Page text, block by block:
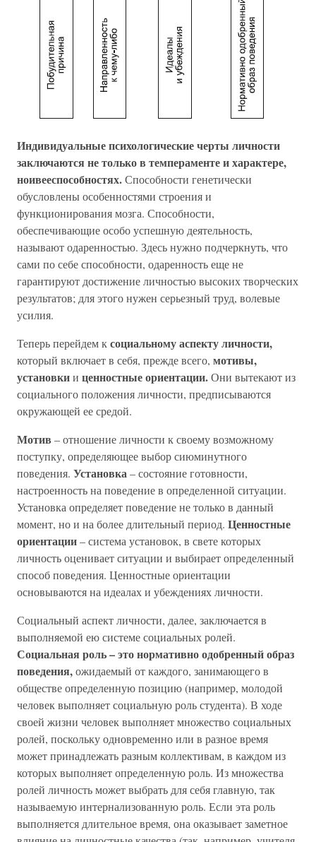
Индивидуальные психологические черты личности
заключаются не только в темпераменте и характере,
ноивееспособностях.Способности генетически
обусловлены особенностями строения и
функционирования мозга. Способности,
обеспечивающие особо успешную деятельность,
называют одаренностью. Здесь нужно подчеркнуть, что
сами по себе способности, одаренность еще не
гарантируют достижение личностью высоких творческих
результатов; для этого нужен серьезный труд, волевые
усилия.
Теперь перейдем ксоциальному аспекту личности,
который включает в себя, прежде всего, мотивы,
установкии ценностные ориентации.Они вытекают из
социального положения личности, предписываются
окружающей ее средой.
Мотив – отношение личности к своему возможному
поступку, определяющее выбор сиюминутного
поведения. Установка– состояние готовности,
настроенность на поведение в определенной ситуации.
Установка определяет поведение не только в данный
момент, но и на более длительный период. Ценностные
ориентации– система установок, в свете которых
личность оценивает ситуации и выбирает определенный
способ поведения. Ценностные ориентации
основываются на идеалах и убеждениях личности.
Социальный аспект личности, далее, заключается в
выполняемой ею системе социальных ролей.
Социальная роль – это нормативно одобренный образ
поведения,ожидаемый от каждого, занимающего в
обществе определенную позицию (например, молодой
человек выполняет социальную роль студента). В ходе
своей жизни человек выполняет множество социальных
ролей, поскольку одновременно или в разное время
может принадлежать разным коллективам, в каждом из
которых выполняет определенную роль. Из множества
ролей личность может выбрать для себя главную, так
называемую интернализованную роль. Если эта роль
выполняется длительное время, она оказывает заметное